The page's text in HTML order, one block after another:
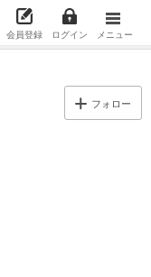
会員登録 ログイン メニュー
フォロー